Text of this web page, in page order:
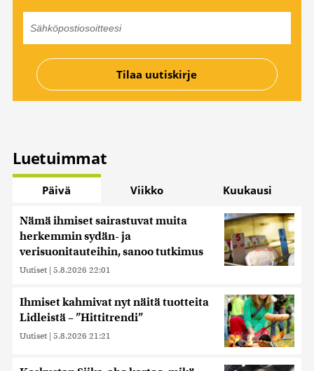
Luetuimmat
Päivä Viikko Kuukausi
Nämä ihmiset sairastuvat muita
herkemmin sydän- ja
verisuonitauteihin, sanoo tutkimus
Uutiset | 5.8.2026 22:01
Ihmiset kahmivat nyt näitä tuotteita
Lidleistä – ”Hittitrendi”
Uutiset | 5.8.2026 21:21